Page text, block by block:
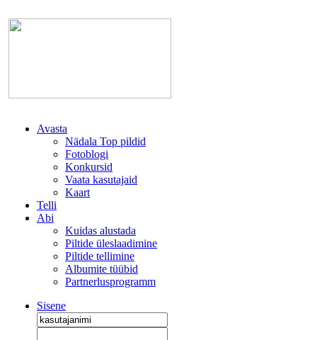
Avasta
Nädala Top pildid
Fotoblogi
Konkursid
Vaata kasutajaid
Kaart
Telli
Abi
Kuidas alustada
Piltide üleslaadimine
Piltide tellimine
Albumite tüübid
Partnerlusprogramm
Sisene